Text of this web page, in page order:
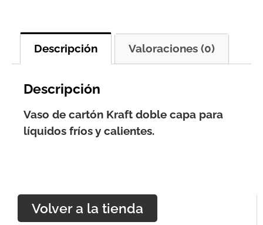
Volver a la tienda
Descripción Valoraciones (0)
Descripción
Vaso de cartón Kraft doble capa para
líquidos fríos y calientes.